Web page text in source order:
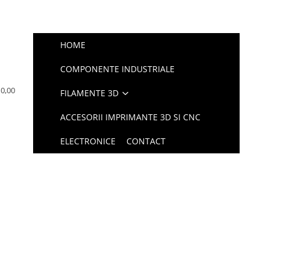
0,00
HOME
COMPONENTE INDUSTRIALE
FILAMENTE 3D
ACCESORII IMPRIMANTE 3D SI CNC
ELECTRONICE CONTACT